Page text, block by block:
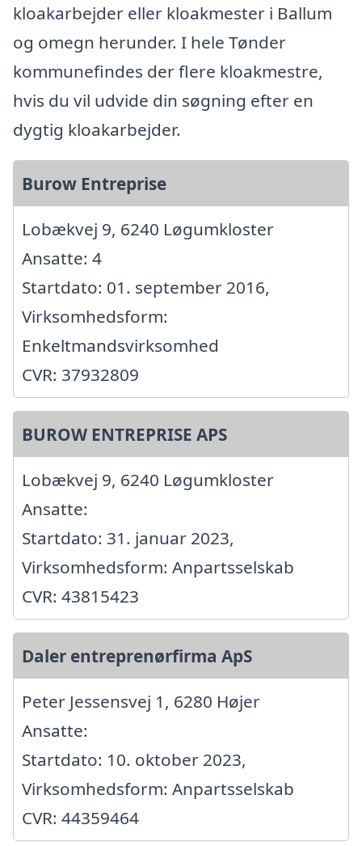
kloakarbejder eller kloakmester i Ballum
og omegn herunder. I hele Tønder
kommunefindes der flere kloakmestre,
hvis du vil udvide din søgning efter en
dygtig kloakarbejder.
Burow Entreprise
Lobækvej 9, 6240 Løgumkloster
Ansatte: 4
Startdato: 01. september 2016,
Virksomhedsform:
Enkeltmandsvirksomhed
CVR: 37932809
BUROW ENTREPRISE APS
Lobækvej 9, 6240 Løgumkloster
Ansatte:
Startdato: 31. januar 2023,
Virksomhedsform: Anpartsselskab
CVR: 43815423
Daler entreprenørfirma ApS
Peter Jessensvej 1, 6280 Højer
Ansatte:
Startdato: 10. oktober 2023,
Virksomhedsform: Anpartsselskab
CVR: 44359464